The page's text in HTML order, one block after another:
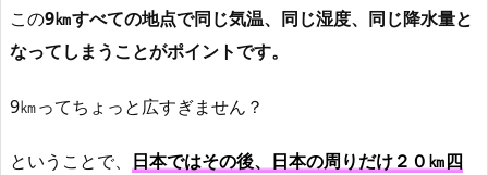
この9㎞すべての地点で同じ気温、同じ湿度、同じ降水量と
なってしまうことがポイントです。
9㎞ってちょっと広すぎません？
ということで、 日本ではその後、日本の周りだけ２０㎞四